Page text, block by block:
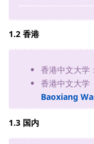
1.2 香港
香港中文大学
香港中文大学
Baoxiang
1.3 国内